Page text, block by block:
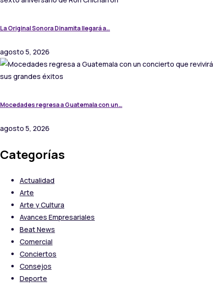
La Original Sonora Dinamita llegará a…
agosto 5, 2026
Mocedades regresa a Guatemala con un…
agosto 5, 2026
Categorías
Actualidad
Arte
Arte y Cultura
Avances Empresariales
Beat News
Comercial
Conciertos
Consejos
Deporte